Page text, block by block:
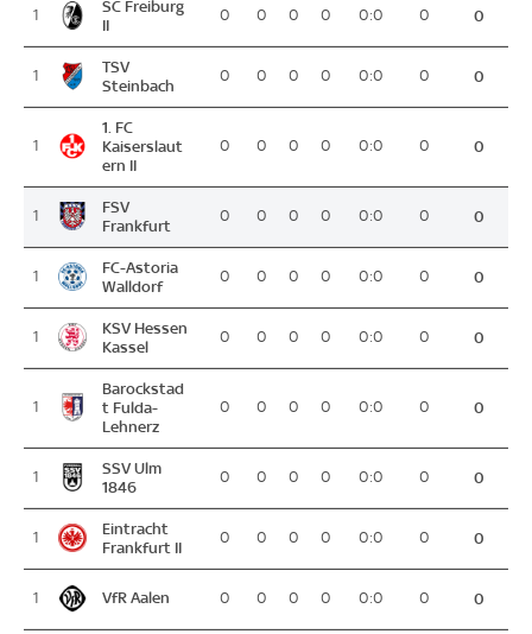
1
SC Freiburg
II
0 0 0 0 0:0 0 0
1
TSV
Steinbach
0 0 0 0 0:0 0 0
1
1. FC
Kaiserslaut
ern II
0 0 0 0 0:0 0 0
1
FSV
Frankfurt
0 0 0 0 0:0 0 0
1
FC-Astoria
Walldorf
0 0 0 0 0:0 0 0
1
KSV Hessen
Kassel
0 0 0 0 0:0 0 0
1
Barockstad
t Fulda-
Lehnerz
0 0 0 0 0:0 0 0
1
SSV Ulm
1846
0 0 0 0 0:0 0 0
1
Eintracht
Frankfurt II
0 0 0 0 0:0 0 0
1 VfR Aalen 0 0 0 0 0:0 0 0